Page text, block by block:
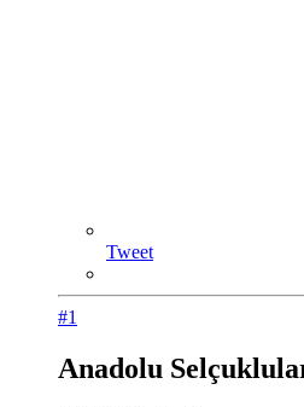
Tweet
#1
Anadolu